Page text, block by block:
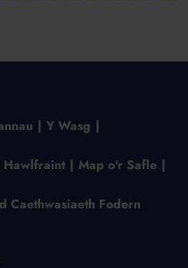
Y Wasg
Hawlfraint Map o'r Safle
Caethwasiaeth Fodern